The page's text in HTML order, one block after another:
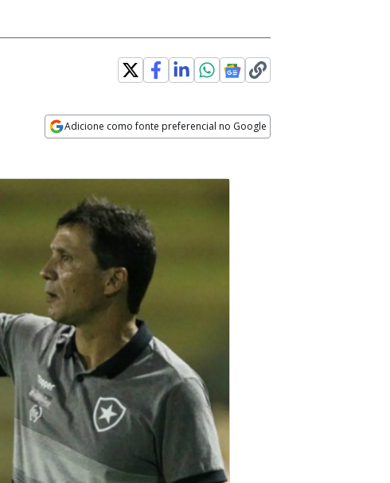
Adicione como fonte preferencial no Google